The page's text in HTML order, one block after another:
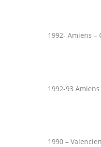
1992- Amiens –
1992-93 Amiens
1990 –